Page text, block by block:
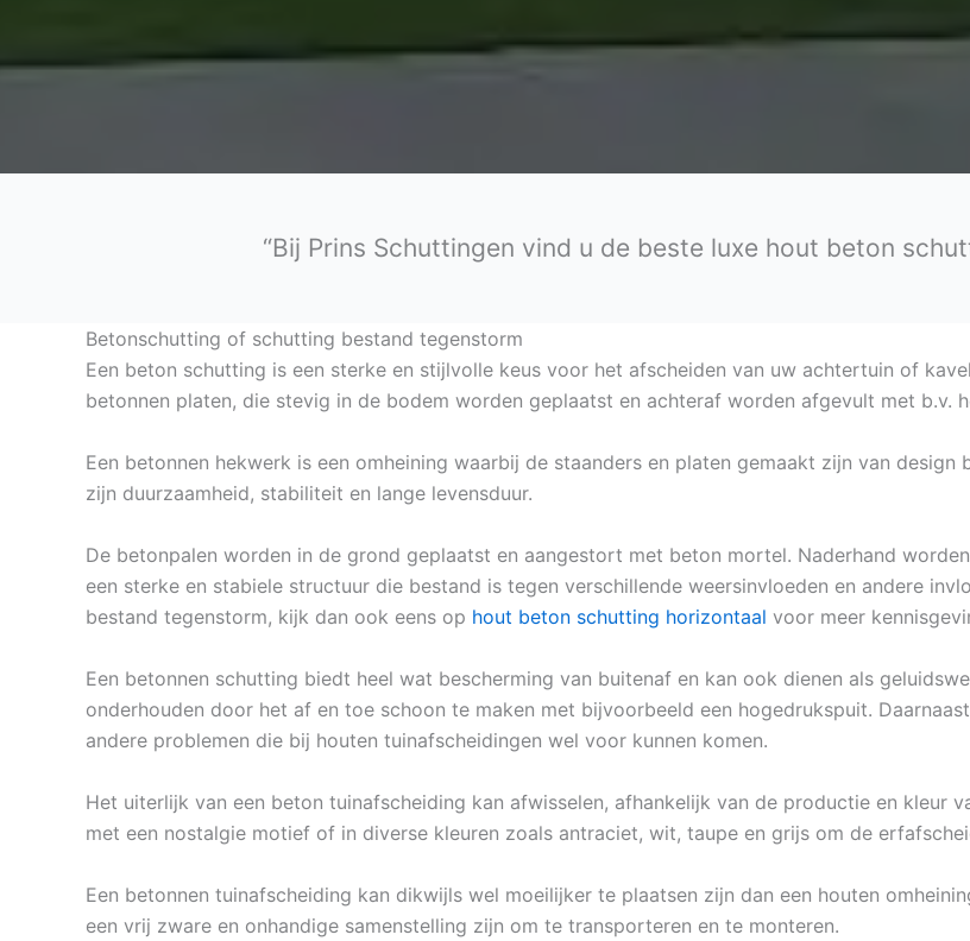
“Bij Prins Schuttingen vind u de beste luxe hout beton
Betonschutting of schutting bestand tegenstorm
Een beton schutting is een sterke en stijlvolle keus voor het afscheiden van uw achtertuin of
betonnen platen, die stevig in de bodem worden geplaatst en achteraf worden afgevult met b.v.
Een betonnen hekwerk is een omheining waarbij de staanders en platen gemaakt zijn van
zijn duurzaamheid, stabiliteit en lange levensduur.
De betonpalen worden in de grond geplaatst en aangestort met beton mortel. Naderhand
een sterke en stabiele structuur die bestand is tegen verschillende weersinvloeden en andere
bestand tegenstorm, kijk dan ook eens op hout beton schutting horizontaal voor meer
Een betonnen schutting biedt heel wat bescherming van buitenaf en kan ook dienen als
onderhouden door het af en toe schoon te maken met bijvoorbeeld een hogedrukspuit.
andere problemen die bij houten tuinafscheidingen wel voor kunnen komen.
Het uiterlijk van een beton tuinafscheiding kan afwisselen, afhankelijk van de productie en kleur
met een nostalgie motief of in diverse kleuren zoals antraciet, wit, taupe en grijs om de
Een betonnen tuinafscheiding kan dikwijls wel moeilijker te plaatsen zijn dan een houten
een vrij zware en onhandige samenstelling zijn om te transporteren en te monteren.